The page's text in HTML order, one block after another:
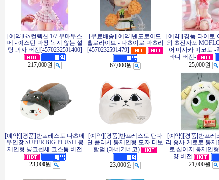
[예약]GS컬렉션 1/7 우마무스
메 - 애스턴 마짱 녹지 않는 설
탕 과자 버전[4570232591400]
217,000원
[무료배송][예약]넨도로이드
홀로라이브 - 나츠이로 마츠리
[4570232591479]
67,000원
[예약][경품]타이토
의 초전자포
어 미사카 미코토 -
바니 버전-
25,000원
[예약][경품]반프레스토 나츠메
우인장 SUPER BIG PLUSH 봉
제인형 냥코센세 코스튬 버전
23,000원
[예약][경품]반프레스토 단다
단 플러시 봉제인형 모자 터보
할멈 (마네키네코)
23,000원
[예약][경품]반프레
리 중사 케로로 봉제
로 십이지 봉제인
양 버전
21,000원